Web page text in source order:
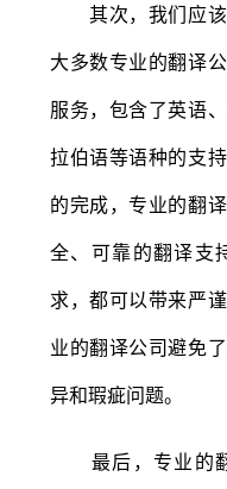
其次，我们应该
大多数专业的翻译
服务，包含了英语
拉伯语等语种的支
的完成，专业的翻
全、可靠的翻译支
求，都可以带来严
业的翻译公司避免
异和瑕疵问题。
最后，专业的翻